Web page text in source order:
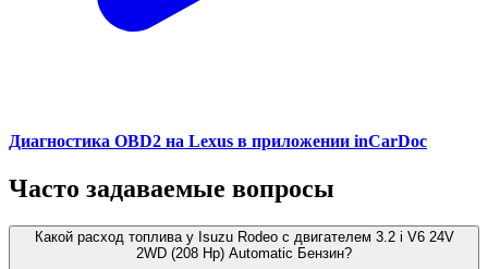
Диагностика OBD2 на Lexus в приложении inCarDoc
Часто задаваемые вопросы
Какой расход топлива у Isuzu Rodeo с двигателем 3.2 i V6 24V
2WD (208 Hp) Automatic Бензин?